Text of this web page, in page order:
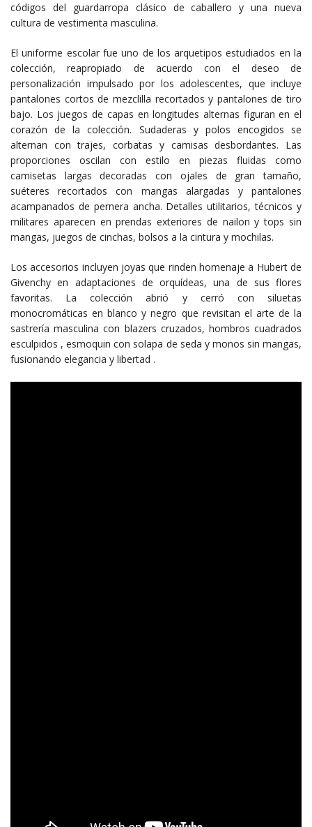
códigos del guardarropa clásico de caballero y una nueva
cultura de vestimenta masculina.
El uniforme escolar fue uno de los arquetipos estudiados en la
colección, reapropiado de acuerdo con el deseo de
personalización impulsado por los adolescentes, que incluye
pantalones cortos de mezclilla recortados y pantalones de tiro
bajo. Los juegos de capas en longitudes alternas figuran en el
corazón de la colección. Sudaderas y polos encogidos se
alternan con trajes, corbatas y camisas desbordantes. Las
proporciones oscilan con estilo en piezas fluidas como
camisetas largas decoradas con ojales de gran tamaño,
suéteres recortados con mangas alargadas y pantalones
acampanados de pernera ancha. Detalles utilitarios, técnicos y
militares aparecen en prendas exteriores de nailon y tops sin
mangas, juegos de cinchas, bolsos a la cintura y mochilas.
Los accesorios incluyen joyas que rinden homenaje a Hubert de
Givenchy en adaptaciones de orquídeas, una de sus flores
favoritas. La colección abrió y cerró con siluetas
monocromáticas en blanco y negro que revisitan el arte de la
sastrería masculina con blazers cruzados, hombros cuadrados
esculpidos , esmoquin con solapa de seda y monos sin mangas,
fusionando elegancia y libertad .